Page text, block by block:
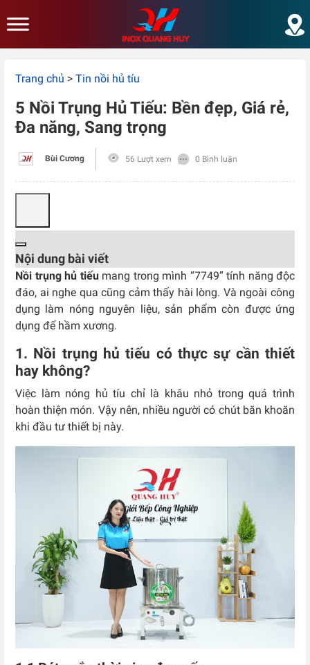
Trang chủ > Tin nồi hủ tíu
5 Nồi Trụng Hủ Tiếu: Bền đẹp, Giá rẻ,
Đa năng, Sang trọng
Bùi Cương 56 Lượt xem 0 Bình luận
Nội dung bài viết
Nồi trụng hủ tiếumang trong mình “7749” tính năng độc
đáo, ai nghe qua cũng cảm thấy hài lòng. Và ngoài công
dụng làm nóng nguyên liệu, sản phẩm còn được ứng
dụng để hầm xương.
1. Nồi trụng hủ tiếu có thực sự cần thiết
hay không?
Việc làm nóng hủ tíu chỉ là khâu nhỏ trong quá trình
hoàn thiện món. Vậy nên, nhiều người có chút băn khoăn
khi đầu tư thiết bị này.